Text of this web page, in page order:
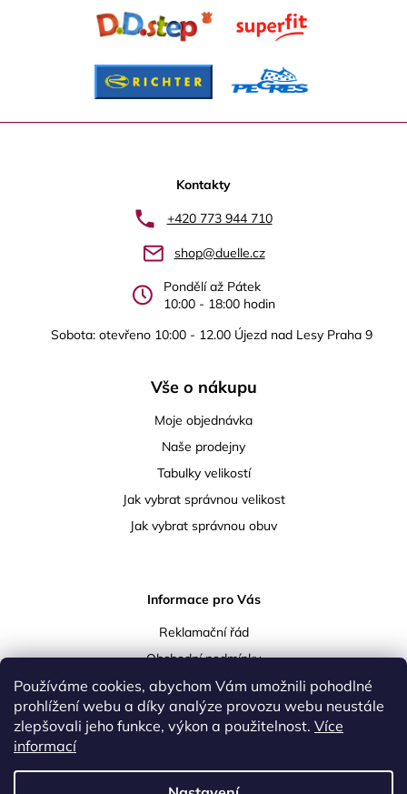
Používáme cookies, abychom Vám umožnili pohodlné
prohlížení webu a díky analýze provozu webu neustále
zlepšovali jeho funkce, výkon a použitelnost. Více
informací
y
p
s
u
Z
Kontakty
+420 773 944 710
shop@duelle.cz
Pondělí až Pátek
10:00 - 18:00 hodin
Sobota: otevřeno 10:00 - 12.00 Újezd nad Lesy Praha 9
Vše o nákupu
Moje objednávka
Naše prodejny
Tabulky velikostí
Jak vybrat správnou velikost
Jak vybrat správnou obuv
Informace pro Vás
Reklamační řád
Obchodní podmínky
Podmínky ochrany osobních údajů
Doprava a platba
Vrácení a reklamace zboží